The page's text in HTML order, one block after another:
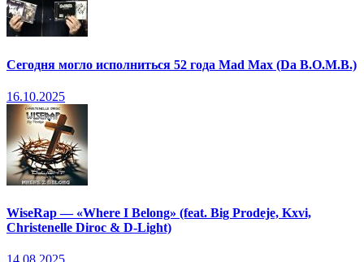
Сегодня могло исполниться 52 года Mad Max (Da B.O.M.B.)
16.10.2025
WiseRap — «Where I Belong» (feat. Big Prodeje, Kxvi,
Christenelle Diroc & D-Light)